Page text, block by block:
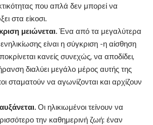
που απλά δεν μπορεί να
στα είκοσι.
μειώνεται. Ένα από τα μεγαλύτερα
είναι η σύγκριση -η αίσθηση
κανείς συνεχώς, να αποδίδει,
διαλύει μεγάλο μέρος αυτής της
σταματούν να αγωνίζονται και αρχίζουν
Οι ηλικιωμένοι τείνουν να
την καθημερινή ζωή: έναν